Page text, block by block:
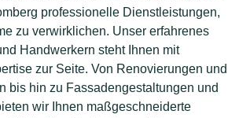
professionelle Dienstleistungen,
zu verwirklichen. Unser erfahrenes
Handwerkern steht Ihnen mit
zur Seite. Von Renovierungen und
bis hin zu Fassadengestaltungen und
wir Ihnen maßgeschneiderte